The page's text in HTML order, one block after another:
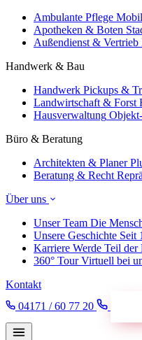
Ambulante Pflege
Apotheken & Boten
Außendienst & Vertrieb
Handwerk & Bau
Handwerk Pickups &
Landwirtschaft & Forst
Hausverwaltung
Büro & Beratung
Architekten & Planer
Beratung & Recht
Über uns
Unser Team Die
Unsere Geschichte Seit
Karriere Werde Teil der
360° Tour Virtuell bei
Kontakt
04171 / 60 77 20